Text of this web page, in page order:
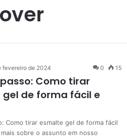
fevereiro de 2024 0 15
Como tirar
de forma fácil e
Como tirar esmalte gel de forma fácil
sobre o assunto em nosso